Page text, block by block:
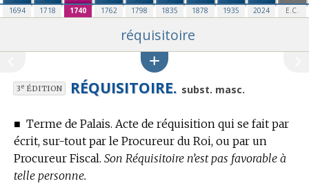
1694 1718 1740 1762 1798 1835 1878 1935 2024 E.C.
réquisitoire
3eÉDITION RÉQUISITOIRE. subst. masc.
■ Terme de Palais. Acte de réquisition qui se fait par
écrit, sur-tout par le Procureur du Roi, ou par un
Procureur Fiscal. Son Réquisitoire n’est pas favorable à
telle personne.